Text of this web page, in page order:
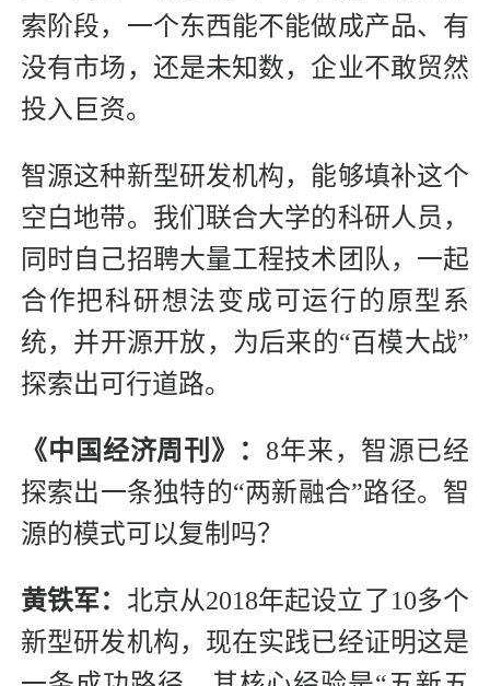
索阶段，一个东西能不能做成产品、有
没有市场，还是未知数，企业不敢贸然
投入巨资。
智源这种新型研发机构，能够填补这个
空白地带。我们联合大学的科研人员，
同时自己招聘大量工程技术团队，一起
合作把科研想法变成可运行的原型系
统，并开源开放，为后来的“百模大战”
探索出可行道路。
《中国经济周刊》： 8年来，智源已经
探索出一条独特的“两新融合”路径。智
源的模式可以复制吗？
黄铁军： 北京从2018年起设立了10多个
新型研发机构，现在实践已经证明这是